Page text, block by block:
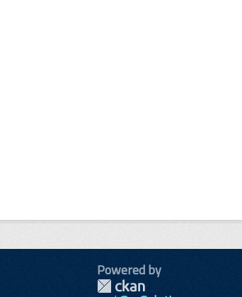
Powered by